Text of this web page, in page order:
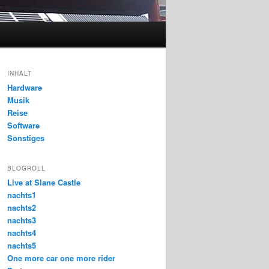
INHALT
Hardware
Musik
Reise
Software
Sonstiges
BLOGROLL
Live at Slane Castle
nachts1
nachts2
nachts3
nachts4
nachts5
One more car one more rider